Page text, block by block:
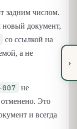
задним числом.
документ,
со ссылкой на
а не
007
не
отменено. Это
и всегда
›